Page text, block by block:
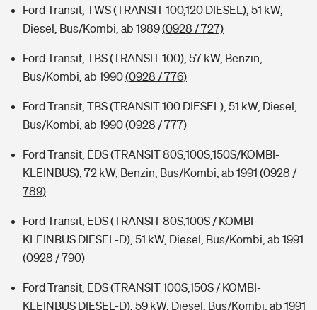
Ford Transit, TWS (TRANSIT 100,120 DIESEL), 51 kW,
Diesel, Bus/Kombi, ab 1989(0928 / 727)
Ford Transit, TBS (TRANSIT 100), 57 kW, Benzin,
Bus/Kombi, ab 1990(0928 / 776)
Ford Transit, TBS (TRANSIT 100 DIESEL), 51 kW, Diesel,
Bus/Kombi, ab 1990(0928 / 777)
Ford Transit, EDS (TRANSIT 80S,100S,150S/KOMBI-
KLEINBUS), 72 kW, Benzin, Bus/Kombi, ab 1991 (0928 /
789)
Ford Transit, EDS (TRANSIT 80S,100S / KOMBI-
KLEINBUS DIESEL-D), 51 kW, Diesel, Bus/Kombi, ab 1991
(0928 / 790)
Ford Transit, EDS (TRANSIT 100S,150S / KOMBI-
KLEINBUS DIESEL-D), 59 kW, Diesel, Bus/Kombi, ab 1991